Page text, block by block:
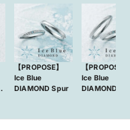
【PROPOSE】
Ice Blue
DIAMOND Spur
【PROPOSE】
Ice Blue
DIAMOND